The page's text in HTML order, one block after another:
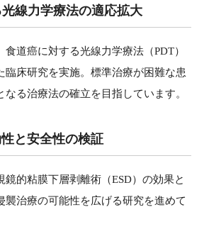
線力学療法の適応拡大
道癌に対する光線力学療法（PDT）
臨床研究を実施。標準治療が困難な患
る治療法の確立を目指しています。
と安全性の検証
的粘膜下層剥離術（ESD）の効果と
襲治療の可能性を広げる研究を進めて